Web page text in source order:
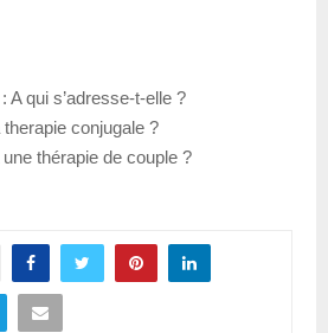
A qui s’adresse-t-elle ?
conjugale ?
thérapie de couple ?